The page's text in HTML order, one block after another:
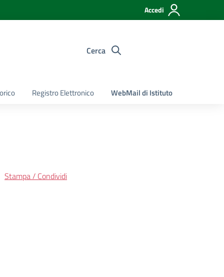
Accedi
Cerca
Registro Elettronico WebMail di Istituto
Stampa / Condividi